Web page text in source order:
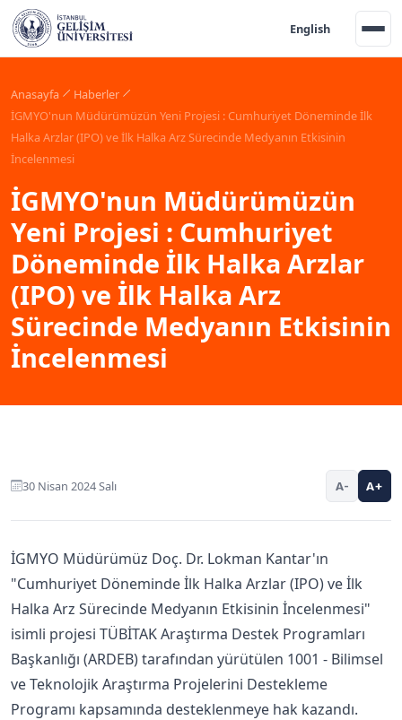
English
Anasayfa
Haberler
İGMYO'nun Müdürümüzün Yeni Projesi : Cumhuriyet Döneminde İlk
Halka Arzlar (IPO) ve İlk Halka Arz Sürecinde Medyanın Etkisinin
İncelenmesi
İGMYO'nun Müdürümüzün
Yeni Projesi : Cumhuriyet
Döneminde İlk Halka Arzlar
(IPO) ve İlk Halka Arz
Sürecinde Medyanın Etkisinin
İncelenmesi
30 Nisan 2024 Salı A- A+
İGMYO Müdürümüz Doç. Dr. Lokman Kantar'ın
"Cumhuriyet Döneminde İlk Halka Arzlar (IPO) ve İlk
Halka Arz Sürecinde Medyanın Etkisinin İncelenmesi"
isimli projesi TÜBİTAK Araştırma Destek Programları
Başkanlığı (ARDEB) tarafından yürütülen 1001 - Bilimsel
ve Teknolojik Araştırma Projelerini Destekleme
Programı kapsamında desteklenmeye hak kazandı.